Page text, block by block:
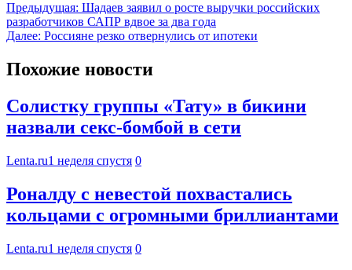
Предыдущая: Шадаев заявил о росте выручки российских
разработчиков САПР вдвое за два года
Далее: Россияне резко отвернулись от ипотеки
Похожие новости
Солистку группы «Тату» в бикини
назвали секс-бомбой в сети
Lenta.ru1 неделя спустя 0
Роналду с невестой похвастались
кольцами с огромными бриллиантами
Lenta.ru1 неделя спустя 0